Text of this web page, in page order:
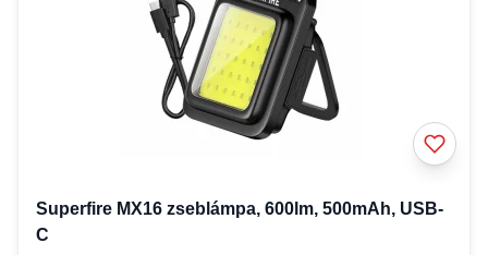
Superfire MX16 zseblámpa, 600lm, 500mAh, USB-
C